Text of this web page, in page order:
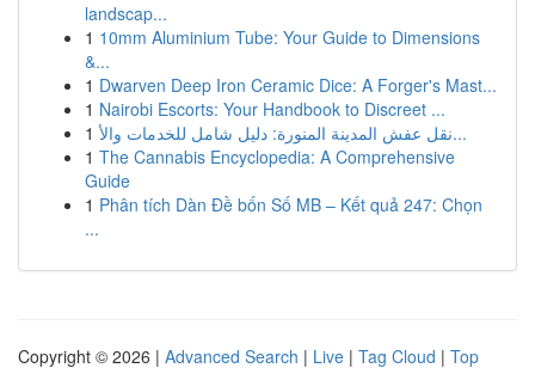
landscap...
1 10mm Aluminium Tube: Your Guide to Dimensions
&...
1 Dwarven Deep Iron Ceramic Dice: A Forger's Mast...
1 Nairobi Escorts: Your Handbook to Discreet ...
1
نقل عفش المدينة المنورة: دليل شامل للخدمات والأ...
1 The Cannabis Encyclopedia: A Comprehensive
Guide
1 Phân tích Dàn Đề bốn Số MB – Kết quả 247: Chọn
...
Copyright © 2026 | Advanced Search | Live | Tag Cloud | Top